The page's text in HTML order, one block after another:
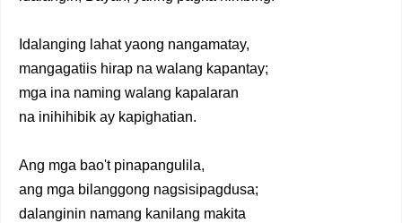
Idalanging lahat yaong nangamatay,
mangagatiis hirap na walang kapantay;
mga ina naming walang kapalaran
na inihihibik ay kapighatian.
Ang mga bao't pinapangulila,
ang mga bilanggong nagsisipagdusa;
dalanginin namang kanilang makita